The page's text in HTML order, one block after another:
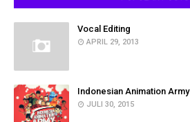
Vocal Editing
APRIL 29, 2013
Indonesian Animation Army
JULI 30, 2015